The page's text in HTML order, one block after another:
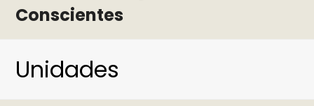
Conscientes
Unidades